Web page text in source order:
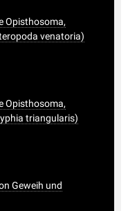
Opisthosoma,
venatoria)
Opisthosoma,
triangularis)
Geweih und